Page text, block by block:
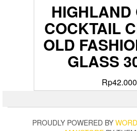
HIGHLAND
COCKTAIL
OLD
GLASS
Rp42.000
PROUDLY POWERED BY